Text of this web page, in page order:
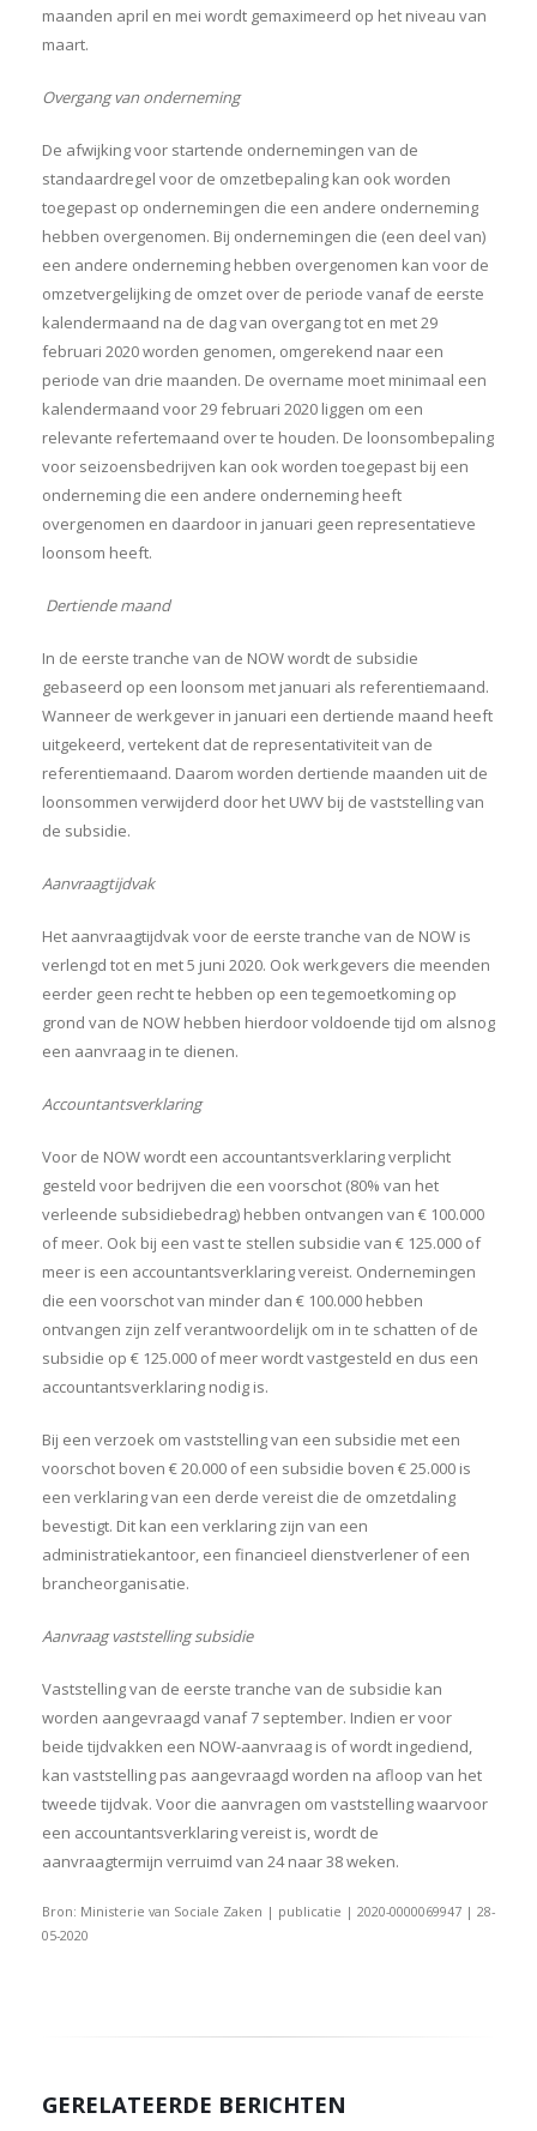
maanden april en mei wordt gemaximeerd op het niveau van
maart.
Overgang van onderneming
De afwijking voor startende ondernemingen van de
standaardregel voor de omzetbepaling kan ook worden
toegepast op ondernemingen die een andere onderneming
hebben overgenomen. Bij ondernemingen die (een deel van)
een andere onderneming hebben overgenomen kan voor de
omzetvergelijking de omzet over de periode vanaf de eerste
kalendermaand na de dag van overgangtot en met 29
februari 2020 worden genomen, omgerekend naar een
periode van drie maanden. De overname moet minimaal een
kalendermaand voor 29 februari 2020 liggen om een
relevante refertemaand over te houden. De loonsombepaling
voor seizoensbedrijven kan ook worden toegepast bij een
onderneming die een andere onderneming heeft
overgenomen en daardoor in januari geen representatieve
loonsom heeft.
Dertiende maand
In de eerste tranche van de NOW wordt de subsidie
gebaseerd op een loonsom met januari als referentiemaand.
Wanneer de werkgever in januari een dertiende maand heeft
uitgekeerd, vertekent dat de representativiteit van de
referentiemaand. Daarom worden dertiende maanden uit de
loonsommen verwijderd door het UWV bij de vaststelling van
de subsidie.
Aanvraagtijdvak
Het aanvraagtijdvak voor de eerste tranche van de NOW is
verlengd tot en met 5 juni 2020. Ook werkgevers die meenden
eerder geen recht te hebben op een tegemoetkoming op
grond van de NOW hebben hierdoor voldoende tijd om alsnog
een aanvraag in te dienen.
Accountantsverklaring
Voor de NOW wordt een accountantsverklaring verplicht
gesteld voor bedrijven die een voorschot (80% van het
verleende subsidiebedrag) hebben ontvangen van € 100.000
of meer. Ook bij een vast te stellen subsidie van € 125.000 of
meer is een accountantsverklaring vereist. Ondernemingen
die een voorschot van minder dan € 100.000 hebben
ontvangen zijn zelf verantwoordelijk om in te schatten of de
subsidie op € 125.000 of meer wordt vastgesteld en dus een
accountantsverklaring nodig is.
Bij een verzoek om vaststelling van een subsidie met een
voorschot boven € 20.000 of een subsidie boven € 25.000 is
een verklaring van een derde vereist die de omzetdaling
bevestigt. Dit kan een verklaring zijn van een
administratiekantoor, een financieel dienstverlener of een
brancheorganisatie.
Aanvraag vaststelling subsidie
Vaststelling van de eerste tranche van de subsidie kan
worden aangevraagd vanaf 7 september. Indien er voor
beide tijdvakken een NOW-aanvraag is of wordt ingediend,
kan vaststelling pas aangevraagd worden na afloop van het
tweede tijdvak. Voor die aanvragen om vaststelling waarvoor
een accountantsverklaring vereist is, wordt de
aanvraagtermijn verruimd van 24 naar 38 weken.
Bron: Ministerie van Sociale Zaken | publicatie | 2020-0000069947 | 28-
05-2020
GERELATEERDE BERICHTEN